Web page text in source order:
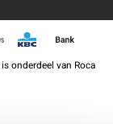
onderdeel van Roca